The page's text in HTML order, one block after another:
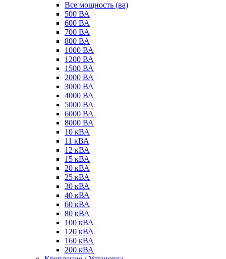
Все мощность (ва)
500 ВА
600 ВА
700 ВА
800 ВА
1000 ВА
1200 ВА
1500 ВА
2000 ВА
3000 ВА
4000 ВА
5000 ВА
6000 ВА
8000 ВА
10 кВА
11 кВА
12 кВА
15 кВА
20 кВА
25 кВА
30 кВА
40 кВА
60 кВА
80 кВА
100 кВА
120 кВА
160 кВА
200 кВА